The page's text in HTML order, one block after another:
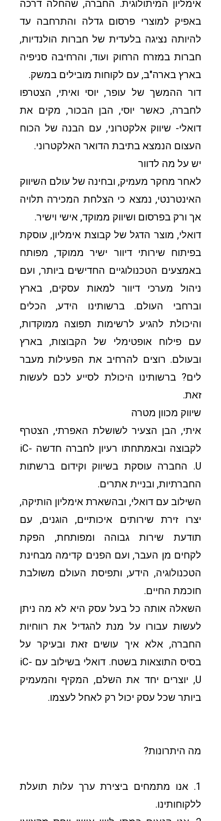
אימליון המיתולוגית. החברה, שהחלה דרכה
באפיק למוצרי פרסום גדלה והתרחבה עד
להיותה נציגה בלעדית של חברות הולנדיות,
חברות במזרח הרחוק ועוד, והרחיבה סניפיה
בארץ בארה"ב, עם לקוחות מובילים במשק.
דור ההמשך של עופר, יוסי ואיתי, הצטרפו
לחברה, כאשר יוסי, הבן הבכור, מקים את
דואלי- שיווק אלקטרוני, עם הבנה של הכוח
העצום הנמצא בתיבת הדואר האלקטרוני.
יש על מה לדוור
לאחר מחקר מעמיק, ובחינה של עולם השיווק
האינטרנטי, נמצא כי הצלחת המכירה תלויה
אך ורק בפרסום ושיווק ממוקד, אישי וישיר.
דואלי, מוצר הדגל של קבוצת אימליון, עוסקת
בפיתוח שירותי דיוור ישיר ממוקד, מפותח
באמצעים הטכנולוגיים החדישים ביותר, ועם
ניהול מערכי דיוור למאות עסקים, בארץ
וברחבי העולם. ברשותינו הידע, הכלים
והיכולת להגיע לרשימות תפוצה ממוקדות,
עם פילוח אופטימלי של הקבוצות, בארץ
ובעולם. רוצים להרחיב את הפעילות מעבר
לים? ברשותינו היכולת לסייע לכם לעשות
זאת.
שיווק מכוון מטרה
איתי, הבן הצעיר לשושלת האפרתי, הצטרף
לקבוצה ובאמתחתו רעיון לחברה חדשה iC-
U. החברה עוסקת בשיווק וקידום ברשתות
החברתיות, ובניית אתרים.
השילוב עם דואלי, ובהשארת אימליון הותיקה,
יצרו זירת שירותים איכותיים, הוגנים, עם
תודעת שירות גבוהה ומפותחת, הפקת
לקחים מן העבר, ועם הפנים קדימה מבחינת
הטכנולוגיה, הידע, ותפיסת העולם משולבת
חוכמת החיים.
השאלה אותה כל בעל עסק היא לא מה ניתן
לעשות עבורו על מנת להגדיל את רווחיות
החברה, אלא איך עושים זאת ובעיקר על
בסיס התוצאות בשטח. דואלי בשילוב עם iC-
U, יוצרים יחד את השלם, המקיף והמעמיק
ביותר שכל עסק יכול רק לאחל לעצמו.
מה היתרונות?
1. אנו מתמחים ביצירת ערך עלות תועלת
ללקוחותינו.